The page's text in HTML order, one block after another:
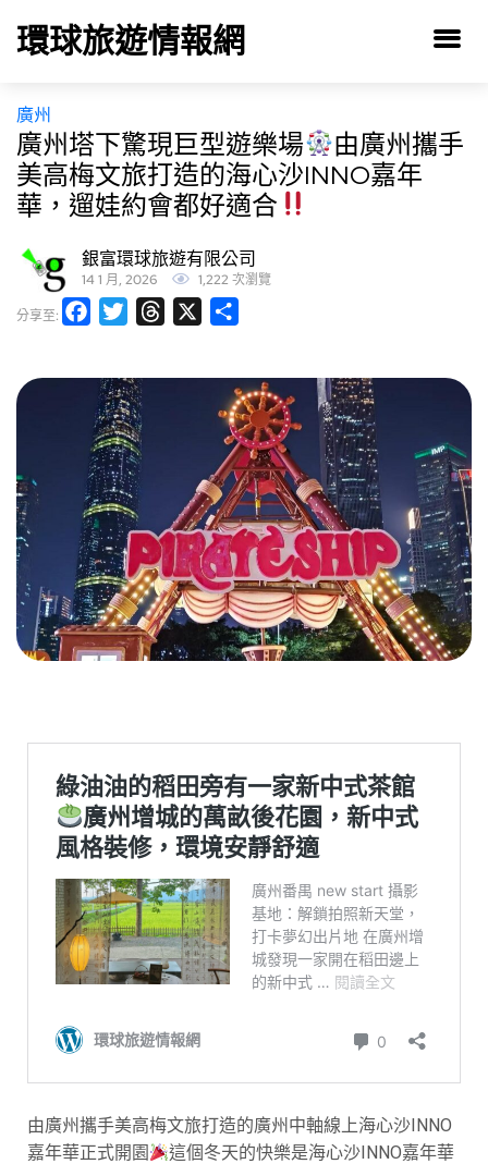
環球旅遊情報網
廣州
廣州塔下驚現巨型遊樂場
由廣州攜手
美高梅文旅打造的海心沙INNO嘉年
華，遛娃約會都好適合
銀富環球旅遊有限公司
14 1 月, 2026 1,222 次瀏覽
分享至: FacebookTwitterThreads
由廣州攜手美高梅文旅打造的廣州中軸線上海心沙INNO
嘉年華正式開園
這個冬天的快樂是海心沙INNO嘉年華